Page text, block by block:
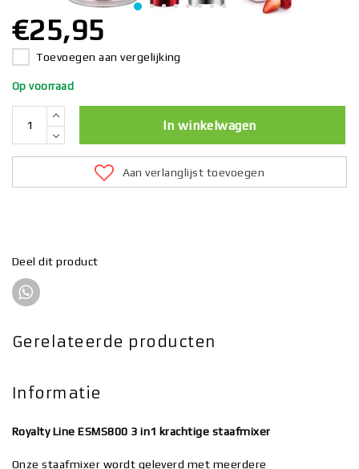
€25,95
Toevoegen aan vergelijking
Op voorraad
In winkelwagen
Aan verlanglijst toevoegen
Deel dit product
Gerelateerde producten
Informatie
Royalty Line ESMS800 3 in1 krachtige staafmixer
Onze staafmixer wordt geleverd met meerdere